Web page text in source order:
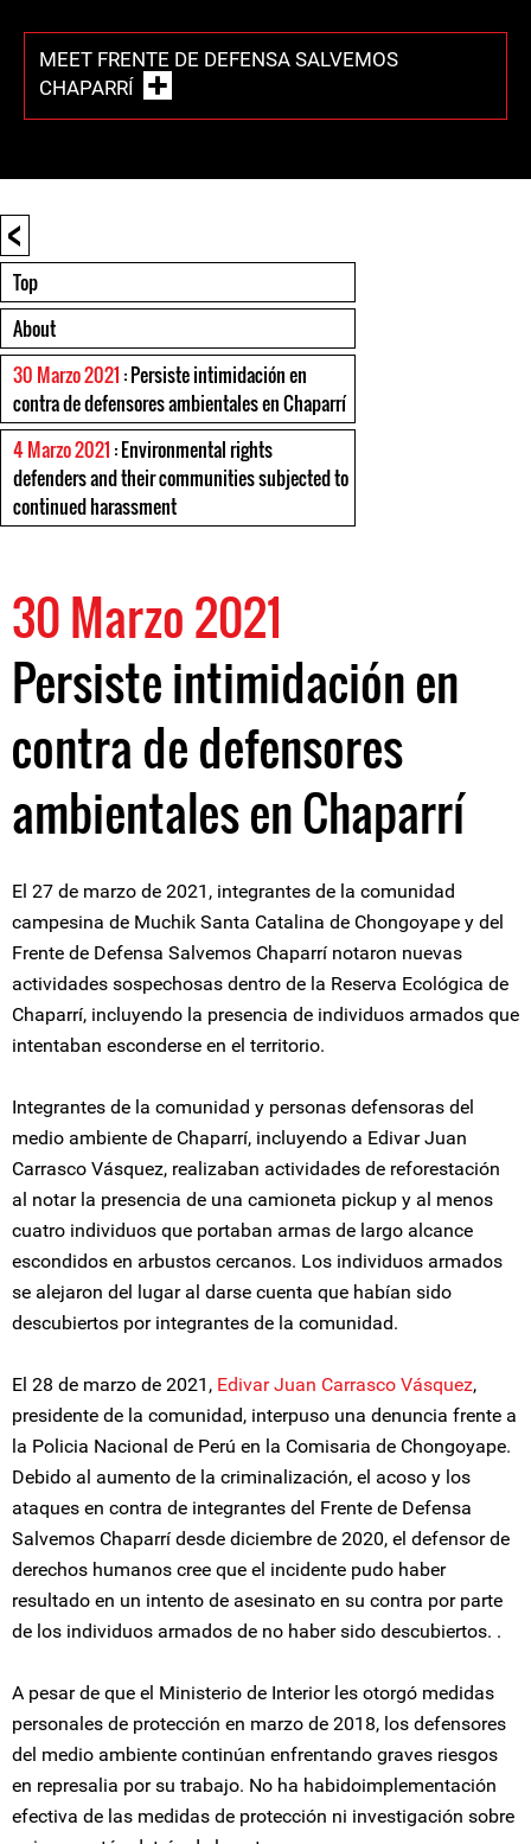
MEET FRENTE DE DEFENSA SALVEMOS
CHAPARRÍ
<
Top
About
30 Marzo 2021 : Persiste intimidación en
contra de defensores ambientales en Chaparrí
4 Marzo 2021 : Environmental rights
defenders and their communities subjected to
continued harassment
30 Marzo 2021
Persiste intimidación en
contra de defensores
ambientales en Chaparrí
El 27 de marzo de 2021, integrantes de la comunidad
campesina de Muchik Santa Catalina de Chongoyape y del
Frente de Defensa Salvemos Chaparrí notaron nuevas
actividades sospechosas dentro de la Reserva Ecológica de
Chaparrí, incluyendo la presencia de individuos armados que
intentaban esconderse en el territorio.
Integrantes de la comunidad y personas defensoras del
medio ambiente de Chaparrí, incluyendo a Edivar Juan
Carrasco Vásquez, realizaban actividades de reforestación
al notar la presencia de una camioneta pickup y al menos
cuatro individuos que portaban armas de largo alcance
escondidos en arbustos cercanos. Los individuos armados
se alejaron del lugar al darse cuenta que habían sido
descubiertos por integrantes de la comunidad.
El 28 de marzo de 2021, Edivar Juan Carrasco Vásquez,
presidente de la comunidad, interpuso una denuncia frente a
la Policia Nacional de Perú en la Comisaria de Chongoyape.
Debido al aumento de la criminalización, el acoso y los
ataques en contra de integrantes del Frente de Defensa
Salvemos Chaparrí desde diciembre de 2020, el defensor de
derechos humanos cree que el incidente pudo haber
resultado en un intento de asesinato en su contra por parte
de los individuos armados de no haber sido descubiertos. .
A pesar de que el Ministerio de Interior les otorgó medidas
personales de protección en marzo de 2018, los defensores
del medio ambiente continúan enfrentando graves riesgos
en represalia por su trabajo. No ha habidoimplementación
efectiva de las medidas de protección ni investigación sobre